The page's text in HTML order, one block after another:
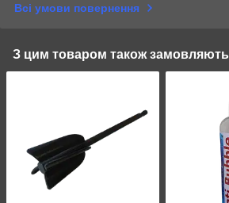
Всі умови повернення
З цим товаром також замовляють